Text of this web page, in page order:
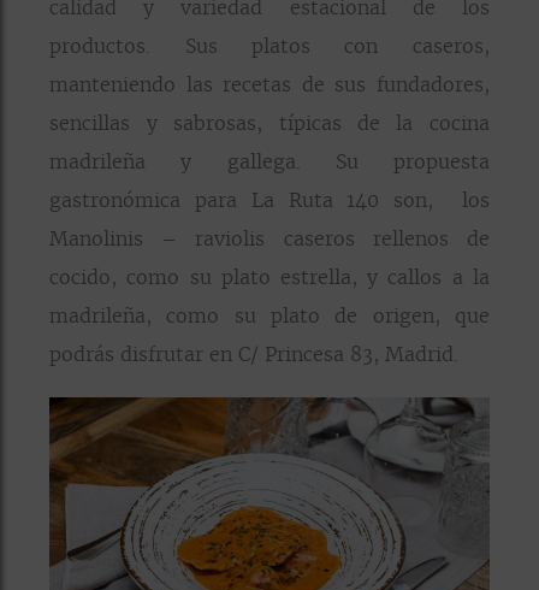
calidad y variedad estacional de los
productos. Sus platos con caseros,
manteniendo las recetas de sus fundadores,
sencillas y sabrosas, típicas de la cocina
madrileña y gallega. Su propuesta
gastronómica para La Ruta 140 son, los
Manolinis – raviolis caseros rellenos de
cocido, como su plato estrella, y callos a la
madrileña, como su plato de origen, que
podrás disfrutar en C/ Princesa 83, Madrid.